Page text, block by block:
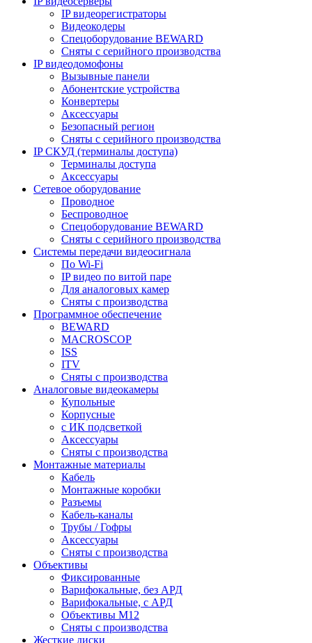
IP видеорегистраторы
Видеокодеры
Спецоборудование BEWARD
Сняты с серийного производства
IP видеодомофоны
Вызывные панели
Абонентские устройства
Конвертеры
Аксессуары
Безопасный регион
Сняты с серийного производства
IP СКУД (терминалы доступа)
Терминалы доступа
Аксессуары
Сетевое оборудование
Проводное
Беспроводное
Спецоборудование BEWARD
Сняты с серийного производства
Системы передачи видеосигнала
По Wi-Fi
IP видео по витой паре
Для аналоговых камер
Сняты с производства
Программное обеспечение
BEWARD
MACROSCOP
ISS
ITV
Сняты с производства
Аналоговые видеокамеры
Купольные
Корпусные
c ИК подсветкой
Аксессуары
Сняты с производства
Монтажные материалы
Кабель
Монтажные коробки
Разъемы
Кабель-каналы
Трубы / Гофры
Аксессуары
Сняты с производства
Объективы
Фиксированные
Варифокальные, без АРД
Варифокальные, с АРД
Объективы M12
Сняты с производства
Жесткие диски